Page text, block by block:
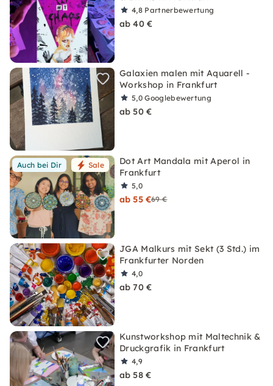
4,8 Partnerbewertung
ab 40 €
Galaxien malen mit Aquarell -
Workshop in Frankfurt
5,0Googlebewertung
ab 50 €
Auch bei Dir Sale
Dot Art Mandala mit Aperol in
Frankfurt
5,0
ab 55 €69 €
JGA Malkurs mit Sekt (3 Std.) im
Frankfurter Norden
4,0
ab 70 €
Kunstworkshop mit Maltechnik &
Druckgrafik in Frankfurt
4,9
ab 58 €